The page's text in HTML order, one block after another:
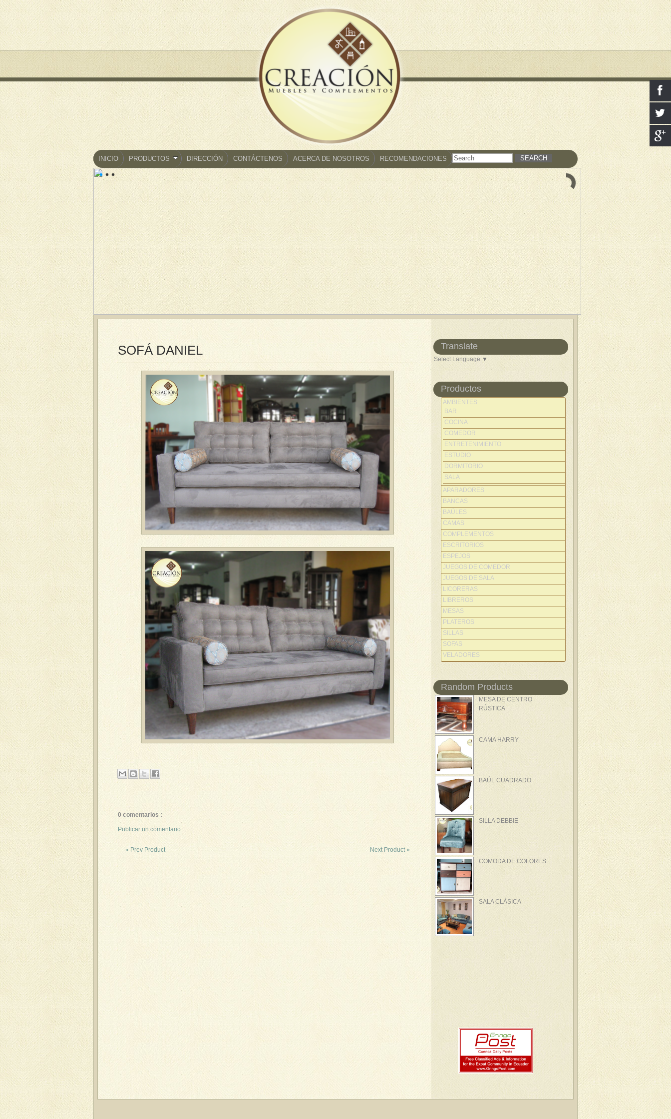
INICIO PRODUCTOS DIRECCIÓN CONTÁCTENOS ACERCA DE NOSOTROS RECOMENDACIONES
SOFÁ DANIEL
0 comentarios :
Publicar un comentario
« Prev Product Next Product »
Translate
Select Language ▼
Productos
AMBIENTES
BAR
COCINA
COMEDOR
ENTRETENIMIENTO
ESTUDIO
DORMITORIO
SALA
APARADORES
BANCAS
BAÚLES
CAMAS
COMPLEMENTOS
ESCRITORIOS
ESPEJOS
JUEGOS DE COMEDOR
JUEGOS DE SALA
LICORERAS
LIBREROS
MESAS
PLATEROS
SILLAS
SOFAS
VELADORES
Random Products
MESA DE CENTRO
RÚSTICA
CAMA HARRY
BAÚL CUADRADO
SILLA DEBBIE
COMODA DE COLORES
SALA CLÁSICA